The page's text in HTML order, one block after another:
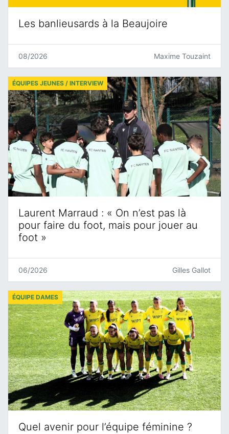
Les banlieusards à la Beaujoire
08/2026 Maxime Touzaint
Laurent Marraud : « On n’est pas là
pour faire du foot, mais pour jouer au
foot »
ÉQUIPES JEUNES / INTERVIEW
06/2026 Gilles Gallot
Quel avenir pour l’équipe féminine ?
ÉQUIPE DAMES